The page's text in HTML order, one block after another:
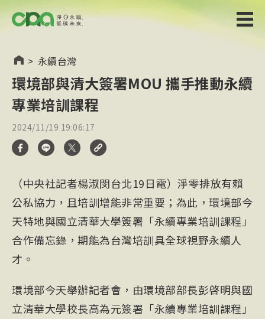
> 永續台灣
環境部與清大簽署MOU 攜手推動永續
專業培訓課程
2024/11/19 19:06:17
（中央社記者楊淑閔台北19日電）淨零排放有賴
公私協力，且培訓增能非常重要；為此，環境部今
天特地與國立清華大學簽署「永續專業培訓課程」
合作備忘錄，期能為台灣培訓具全球視野永續人
才。
環境部今天舉辦記者會，由環境部部長彭啓明與國
立清華大學校長高為元簽署「永續專業培訓課程」